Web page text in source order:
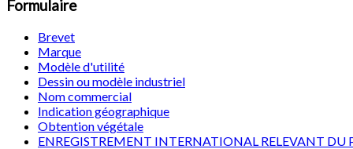
Formulaire
Brevet
Marque
Modèle d'utilité
Dessin ou modèle industriel
Nom commercial
Indication géographique
Obtention végétale
ENREGISTREMENT INTERNATIONAL RELEVANT DU